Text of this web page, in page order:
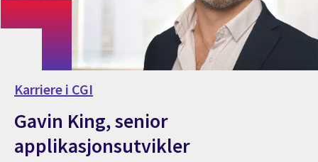
Karriere i CGI
Gavin King, senior
applikasjonsutvikler